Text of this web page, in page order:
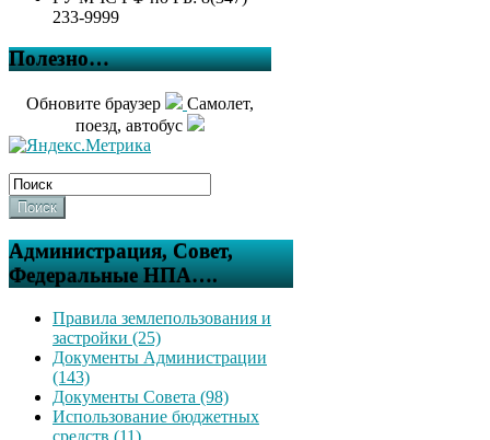
233-9999
Полезно…
Обновите браузер
Самолет,
поезд, автобус
Поиск
Администрация, Совет,
Федеральные НПА….
Правила землепользования и
застройки (25)
Документы Администрации
(143)
Документы Совета (98)
Использование бюджетных
средств (11)